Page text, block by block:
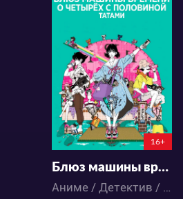
8079
48 20
16+
Блюз машины времени о четырёх с половиной татами
Аниме / Детектив / Комедия / Психология / Романтика